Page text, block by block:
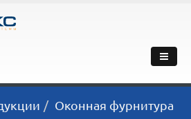
Оконная фурнитура